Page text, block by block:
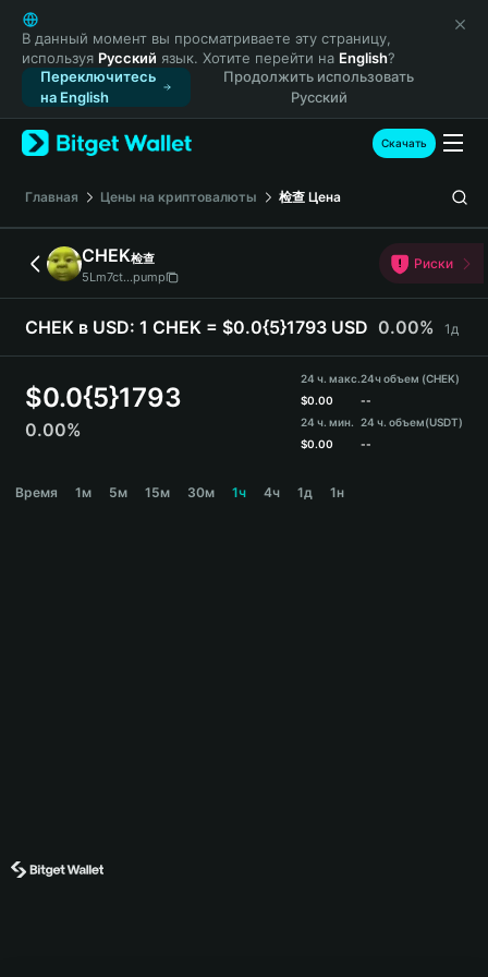
English
日本語
Tiếng Việt
Русский
Español (Latinoamérica)
Türkçe
Français
Deutsch
简体中文
繁體中文
Português (Portugal)
Bahasa Indonesia
ภาษาไทย
Español
Español (Argentina)
В данный момент вы просматриваете эту страницу,
используя Русский язык. Хотите перейти на English?
Переключитесь
на English
Продолжить использовать
Русский
Скачать
Главная Цены на криптовалюты 检查 Цена
CHEK检查
5Lm7ct...pump
Риски
CHEK в USD: 1 CHEK = $0.0{5}1793 USD 0.00% 1д
$0.0{5}1793
0.00%
24 ч. макс.
$0.00
24 ч. мин.
$0.00
24ч объем (CHEK)
--
24 ч. объем(USDT)
--
Время 1м 5м 15м 30м 1ч 4ч 1д 1н